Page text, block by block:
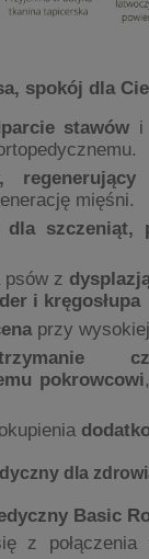
spokój dla
stawów i
regenerujący
mięśni.
dla szczeniąt,
psów z
i kręgosłupa
przy wysokiej
pokrowcowi
dla
Basic
z połączenia